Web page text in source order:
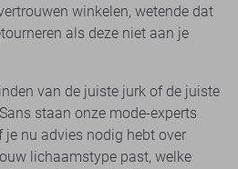
winkelen, wetende dat
als deze niet aan je
van de juiste jurk of de juiste
staan onze mode-experts
je nu advies nodig hebt over
lichaamstype past, welke